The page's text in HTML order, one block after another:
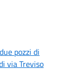
pozzi di
via Treviso